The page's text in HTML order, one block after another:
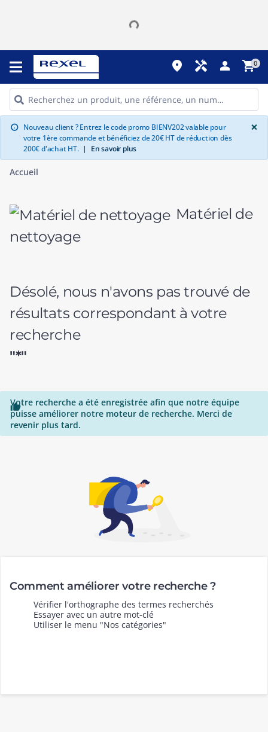
place handyman person shopping_cart0
info Nouveau client ? Entrez le code promo BIENV202 valable pour
votre 1ère commande et bénéficiez de 20€ HT de réduction dès
200€ d'achat HT. | En savoir plus
×
Accueil
Matériel de
nettoyage
Désolé, nous n'avons pas trouvé de
résultats correspondant à votre
recherche
"*"

Votre recherche a été enregistrée afin que notre équipe
puisse améliorer notre moteur de recherche. Merci de
revenir plus tard.
Comment améliorer votre recherche ?
Vérifier l'orthographe des termes recherchés
Essayer avec un autre mot-clé
Utiliser le menu "Nos catégories"